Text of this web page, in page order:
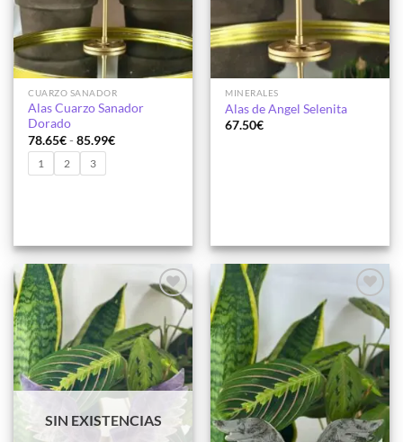
CUARZO SANADOR
Alas Cuarzo Sanador
Dorado
78.65€- 85.99€Rango
1 2 3
MINERALES
Alas de Angel Selenita
67.50€
Añadir
a la
lista de
deseos
SIN EXISTENCIAS
Añadir
a la
lista de
deseos